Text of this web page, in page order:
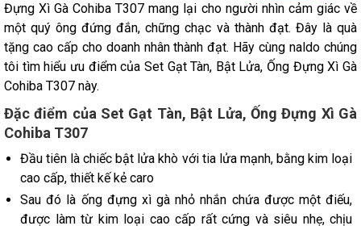
Đựng Xì Gà Cohiba T307 mang lại cho người nhìn cảm giác về
một quý ông đứng đắn, chững chạc và thành đạt. Đây là quà
tặng cao cấp cho doanh nhân thành đạt. Hãy cùng naldo chúng
tôi tìm hiểu ưu điểm của Set Gạt Tàn, Bật Lửa, Ống Đựng Xì Gà
Cohiba T307 này.
Đặc điểm của Set Gạt Tàn, Bật Lửa, Ống Đựng Xì Gà
Cohiba T307
Đầu tiên là chiếc bật lửa khò với tia lửa mạnh, bằng kim loại
cao cấp, thiết kế kẻ caro
Sau đó là ống đựng xì gà nhỏ nhắn chứa được một điếu,
được làm từ kim loại cao cấp rất cứng và siêu nhẹ, chịu